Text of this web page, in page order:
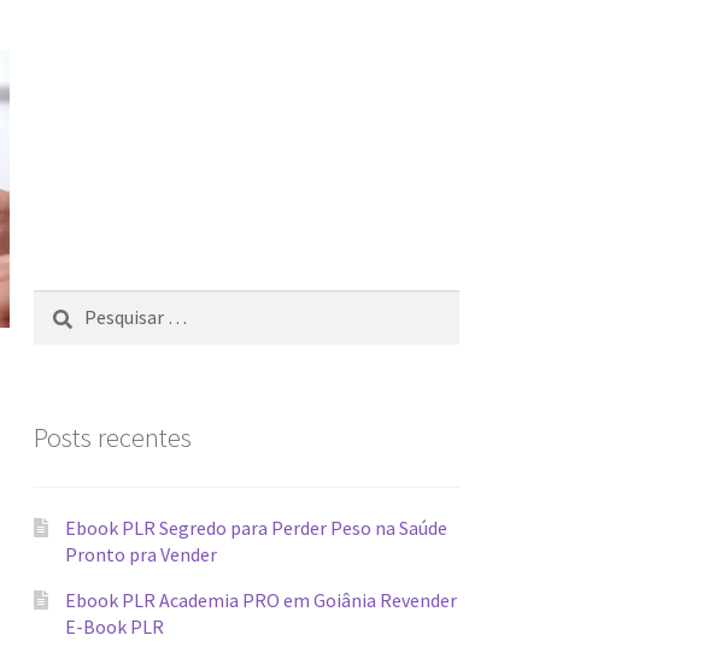
Posts recentes
Ebook PLR Segredo para Perder Peso na Saúde
Pronto pra Vender
Ebook PLR Academia PRO em Goiânia Revender
E-Book PLR